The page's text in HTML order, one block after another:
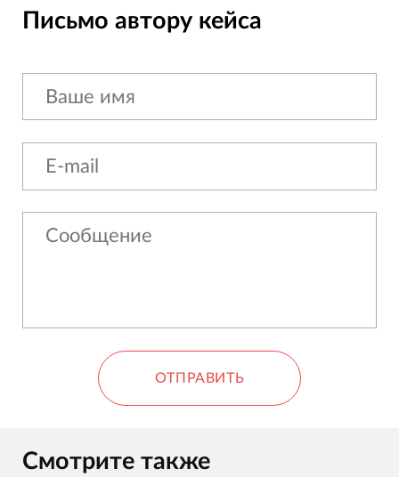
Письмо автору кейса
ОТПРАВИТЬ
Смотрите также